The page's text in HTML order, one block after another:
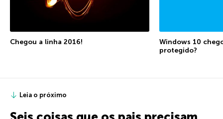
Chegou a linha 2016!
Windows 10
protegido?
Leia o próximo